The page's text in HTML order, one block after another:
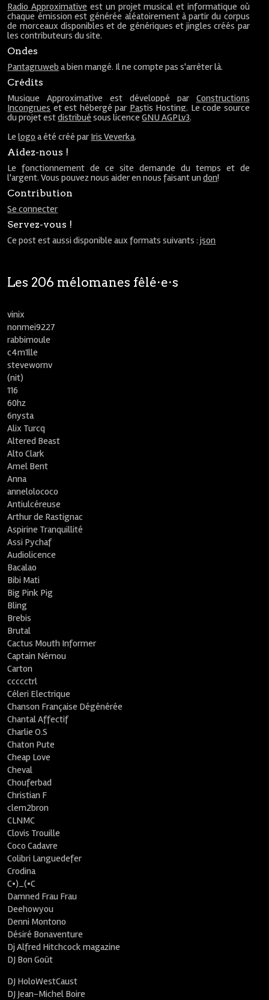
Radio Approximative est un projet musical et informatique où
chaque émission est générée aléatoirement à partir du corpus
de morceaux disponibles et de génériques et jingles créés par
les contributeurs du site.
Ondes
Pantagruweb a bien mangé. Il ne compte pas s'arrêter là.
Crédits
Musique Approximative est développé par Constructions
Incongrues et est hébergé par Pastis Hosting. Le code source
du projet estdistribué sous licenceGNU AGPLv3.
Lelogo a été créé par Iris Veverka.
Aidez-nous !
Le fonctionnement de ce site demande du temps et de
l'argent. Vous pouvez nous aider en nous faisant undon!
Contribution
Se connecter
Servez-vous !
Ce post est aussi disponible aux formats suivants :json
Les 206 mélomanes fêlé⋅e⋅s
vinix
nonmei9227
rabbimoule
c4m1lle
stevewornv
(nit)
116
60hz
6nysta
Alix Turcq
Altered Beast
Alto Clark
Amel Bent
Anna
annelolococo
Antiulcéreuse
Arthur de Rastignac
Aspirine Tranquillité
Assi Pychaf
Audiolicence
Bacalao
Bibi Mati
Big Pink Pig
Bling
Brebis
Brutal
Cactus Mouth Informer
Captain Némou
Carton
ccccctrl
Céleri Electrique
Chanson Française Dégénérée
Chantal Affectif
Charlie O.S
Chaton Pute
Cheap Love
Cheval
Chouferbad
Christian F
clem2bron
CLNMC
Clovis Trouille
Coco Cadavre
Colibri Languedefer
Crodina
C•)_(•C
Damned Frau Frau
Deehowyou
Denni Montono
Désiré Bonaventure
Dj Alfred Hitchcock magazine
DJ Bon Goût
DJ HoloWestCaust
DJ Jean-Michel Boire